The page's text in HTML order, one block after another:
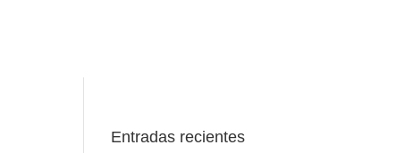
Entradas recientes